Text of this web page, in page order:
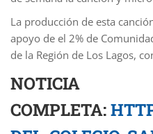
La producción de esta
apoyo de el 2% de
de la Región de Los Lagos,
NOTICIA
COMPLETA: